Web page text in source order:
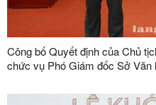
Công bố Quyết định của Chủ
chức vụ Phó Giám đốc Sở Văn